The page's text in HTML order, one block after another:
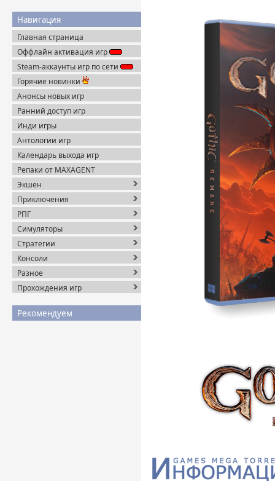
Навигация
Главная страница
Оффлайн активация игр
Steam-аккаунты игр по сети
Горячие новинки
Анонсы новых игр
Ранний доступ игр
Инди игры
Антологии игр
Календарь выхода игр
Репаки от MAXAGENT
Экшен
Приключения
РПГ
Симуляторы
Стратегии
Консоли
Разное
Прохождения игр
Рекомендуем